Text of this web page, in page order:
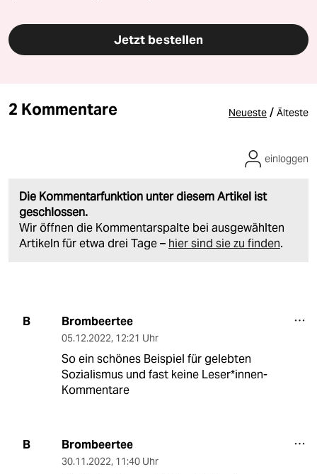
Jetzt bestellen
2 Kommentare Neueste / Älteste
Die Kommentarfunktion unter diesem Artikel ist
geschlossen.
Wir öffnen die Kommentarspalte bei ausgewählten
Artikeln für etwa drei Tage – hier sind sie zu finden.
einloggen
B Brombeertee
05.12.2022, 12:21 Uhr
So ein schönes Beispiel für gelebten
Sozialismus und fast keine Leser*innen-
Kommentare
B Brombeertee
30.11.2022, 11:40 Uhr